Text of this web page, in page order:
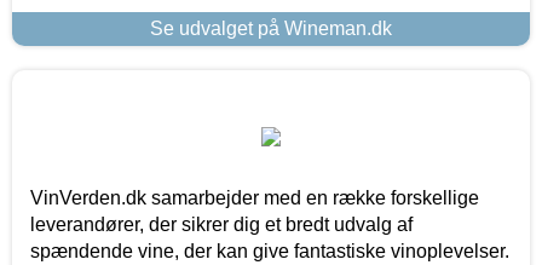
Se udvalget på Wineman.dk
VinVerden.dk samarbejder med en række forskellige
leverandører, der sikrer dig et bredt udvalg af
spændende vine, der kan give fantastiske vinoplevelser.